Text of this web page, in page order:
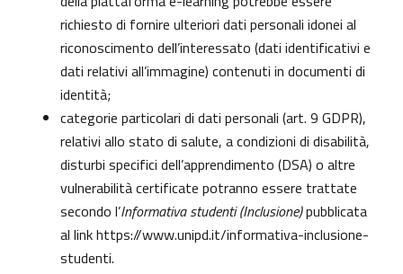
richiesto di fornire ulteriori dati personali idonei al
riconoscimento dell’interessato (dati identificativi e
dati relativi all’immagine) contenuti in documenti di
identità;
categorie particolari di dati personali (art. 9 GDPR),
relativi allo stato di salute, a condizioni di disabilità,
disturbi specifici dell’apprendimento (DSA) o altre
vulnerabilità certificate potranno essere trattate
secondo l’Informativa studenti (Inclusione)pubblicata
al linkhttps://www.unipd.it/informativa-inclusione-
studenti.